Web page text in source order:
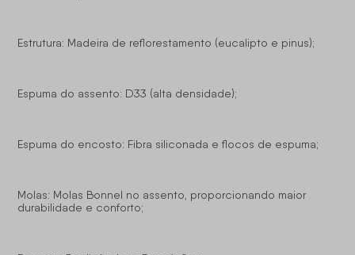
Estrutura: Madeira de reflorestamento (eucalipto e pinus);
Espuma do assento: D33 (alta densidade);
Espuma do encosto: Fibra siliconada e flocos de espuma;
Molas: Molas Bonnel no assento, proporcionando maior
durabilidade e conforto;